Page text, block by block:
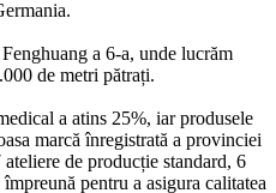
a 6-a, unde lucrăm
de metri pătrați.
a atins 25%, iar produsele
marcă înregistrată a provinciei
de producție standard, 6
pentru a asigura calitatea